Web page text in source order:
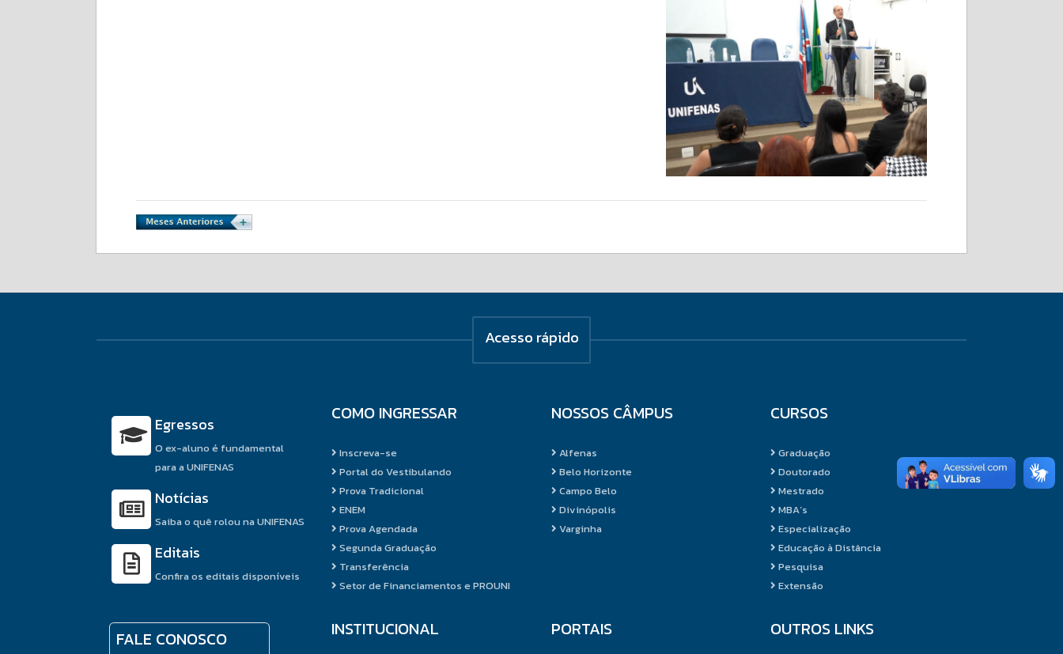
Acesso rápido
Egressos
O ex-aluno é fundamental
para a UNIFENAS
Notícias
Saiba o quê rolou na UNIFENAS
Editais
Confira os editais disponíveis
COMO INGRESSAR
Inscreva-se
Portal do Vestibulando
Prova Tradicional
ENEM
Prova Agendada
Segunda Graduação
Transferência
Setor de Financiamentos e PROUNI
NOSSOS CÂMPUS
Alfenas
Belo Horizonte
Campo Belo
Divinópolis
Varginha
CURSOS
Graduação
Doutorado
Mestrado
MBA´s
Especialização
Educação à Distância
Pesquisa
Extensão
FALE CONOSCO INSTITUCIONAL PORTAIS OUTROS LINKS